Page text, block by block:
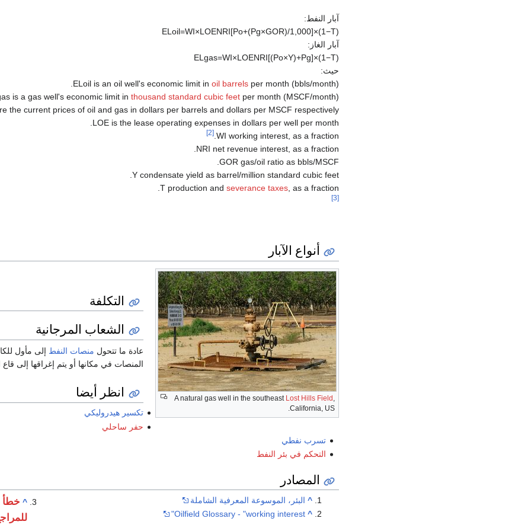
آبار النفط:
EL oil=WI×L OENRI[Po+(Pg×GOR)/1 000]×(1−T)
آبار الغاز:
EL gas=WI×L OENRI[(Po×Y)+Pg]×(1−T)
حيث:
EL oil is an oil well's economic limit in oil barrels per month (bbls/month).
as is a gas well's economic limit in thousand standard cubic feet per month (MSCF/month).
the current prices of oil and gas in dollars per barrels and dollars per MSCF respectively.
L OE is the lease operating expenses in dollars per well per month.
WI working interest, as a fraction.
[2]
NRI net revenue interest, as a fraction.
GOR gas/oil ratio as bbls/MSCF.
Y condensate yield as barrel/million standard cubic feet.
T production and severance taxes , as a fraction.
[3]
أنواع الآبار
A natural gas well in the southeast Lost Hills Field ,
California, US.
التكلفة
الشعاب المرجانية
عادة ما تتحول منصات النفط إلى مأول
المنصات في مكانها أو يتم إغراقها إلى قاع
انظر أيضا
تكسير هيدروليكي
حفر ساحلي
تسرب نفطي
التحكم في بئر النفط
المصادر
^ البئر، الموسوعة المعرفية الشاملة
^
Oilfield Glossary - "working interest"
^ خطأ